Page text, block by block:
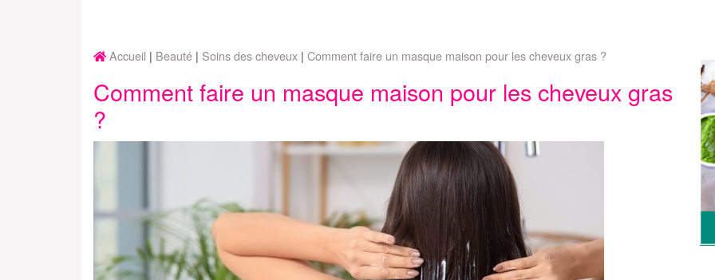
Accueil Beauté Soins des cheveux Comment faire un masque maison pour les cheveux gras ?
Comment faire un masque maison pour les cheveux gras
?